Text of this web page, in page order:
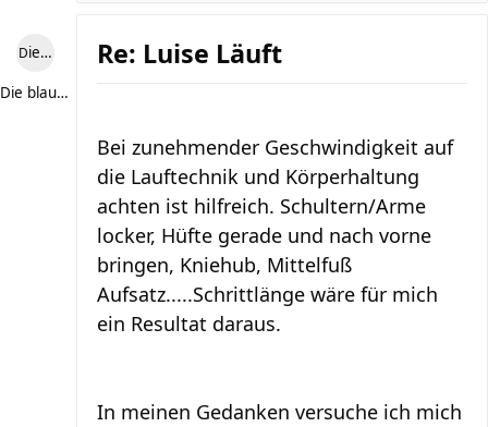
Die blaue Luise
Die blaue Luise
Re: Luise Läuft
Bei zunehmender Geschwindigkeit auf
die Lauftechnik und Körperhaltung
achten ist hilfreich. Schultern/Arme
locker, Hüfte gerade und nach vorne
bringen, Kniehub, Mittelfuß
Aufsatz.....Schrittlänge wäre für mich
ein Resultat daraus.
In meinen Gedanken versuche ich mich